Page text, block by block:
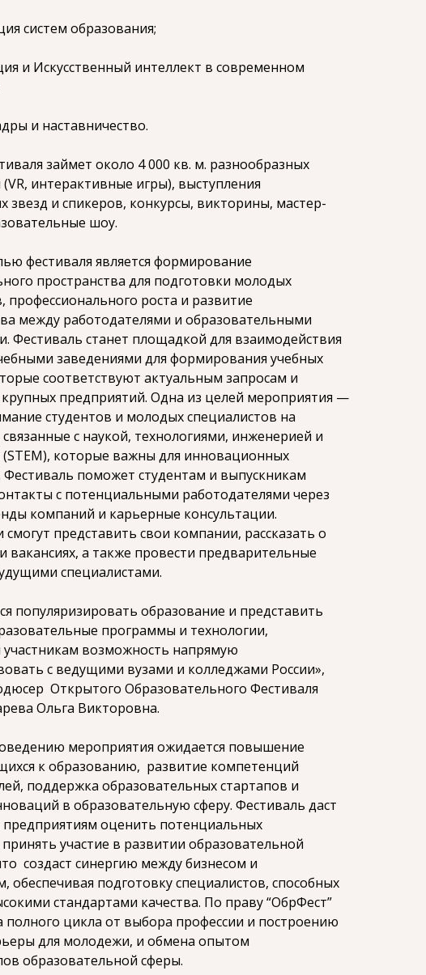
систем образования;
и Искусственный интеллект в современном
и наставничество.
займет около 4 000 кв. м. разнообразных
интерактивные игры), выступления
звезд и спикеров, конкурсы, викторины, мастер-
шоу.
фестиваля является формирование
пространства для подготовки молодых
профессионального роста и развитие
между работодателями и образовательными
Фестиваль станет площадкой для взаимодействия
заведениями для формирования учебных
соответствуют актуальным запросам и
предприятий. Одна из целей мероприятия —
студентов и молодых специалистов на
с наукой, технологиями, инженерией и
которые важны для инновационных
Фестиваль поможет студентам и выпускникам
с потенциальными работодателями через
компаний и карьерные консультации.
смогут представить свои компании, рассказать о
вакансиях, а также провести предварительные
специалистами.
популяризировать образование и представить
программы и технологии,
участникам возможность напрямую
с ведущими вузами и колледжами России»,
Открытого Образовательного Фестиваля
Ольга Викторовна.
мероприятия ожидается повышение
к образованию, развитие компетенций
поддержка образовательных стартапов и
в образовательную сферу. Фестиваль даст
оценить потенциальных
участие в развитии образовательной
создаст синергию между бизнесом и
обеспечивая подготовку специалистов, способных
стандартами качества. По праву “ОбрФест”
полного цикла от выбора профессии и построению
для молодежи, и обмена опытом
образовательной сферы.